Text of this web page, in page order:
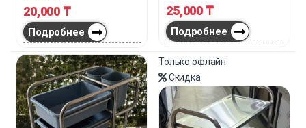
таковыми. Благодаря ей
значительно увеличивается
эффективность работы
персонала, а вместе с тем
растет и клиентопоток.
20,000 ₸
Подробнее
25,000 ₸
Подробнее
Только офлайн
Скидка